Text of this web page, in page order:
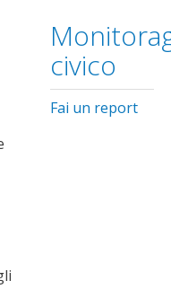
civico
Fai un report